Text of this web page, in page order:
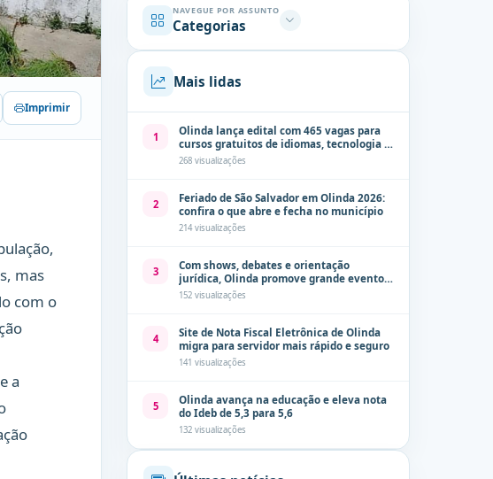
Imprimir
mas
com o
a
NAVEGUE POR ASSUNTO
Categorias
Mais lidas
1
Olinda lança edital com 465 vagas para
cursos gratuitos de idiomas, tecnologia e
comunicação
268 visualizações
2
Feriado de São Salvador em Olinda 2026:
confira o que abre e fecha no município
214 visualizações
3
Com shows, debates e orientação
jurídica, Olinda promove grande evento
de combate à violência contra a mulher
neste sábado (8)
152 visualizações
4
Site de Nota Fiscal Eletrônica de Olinda
migra para servidor mais rápido e seguro
141 visualizações
5
Olinda avança na educação e eleva nota
do Ideb de 5,3 para 5,6
132 visualizações